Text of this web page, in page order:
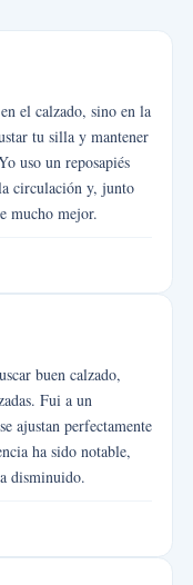
el calzado, sino en la
tu silla y mantener
uso un reposapiés
circulación y, junto
mucho mejor.
buen calzado,
Fui a un
ajustan perfectamente
ha sido notable,
disminuido.